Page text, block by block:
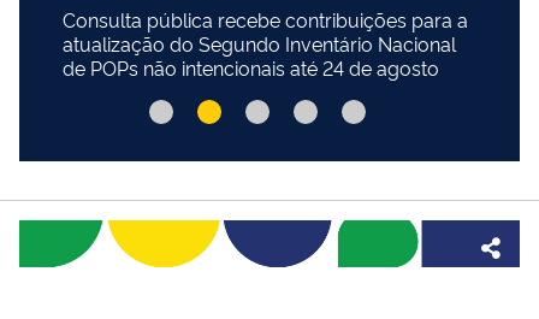
Consulta pública recebe contribuições para a
atualização do Segundo Inventário Nacional
de POPs não intencionais até 24 de agosto